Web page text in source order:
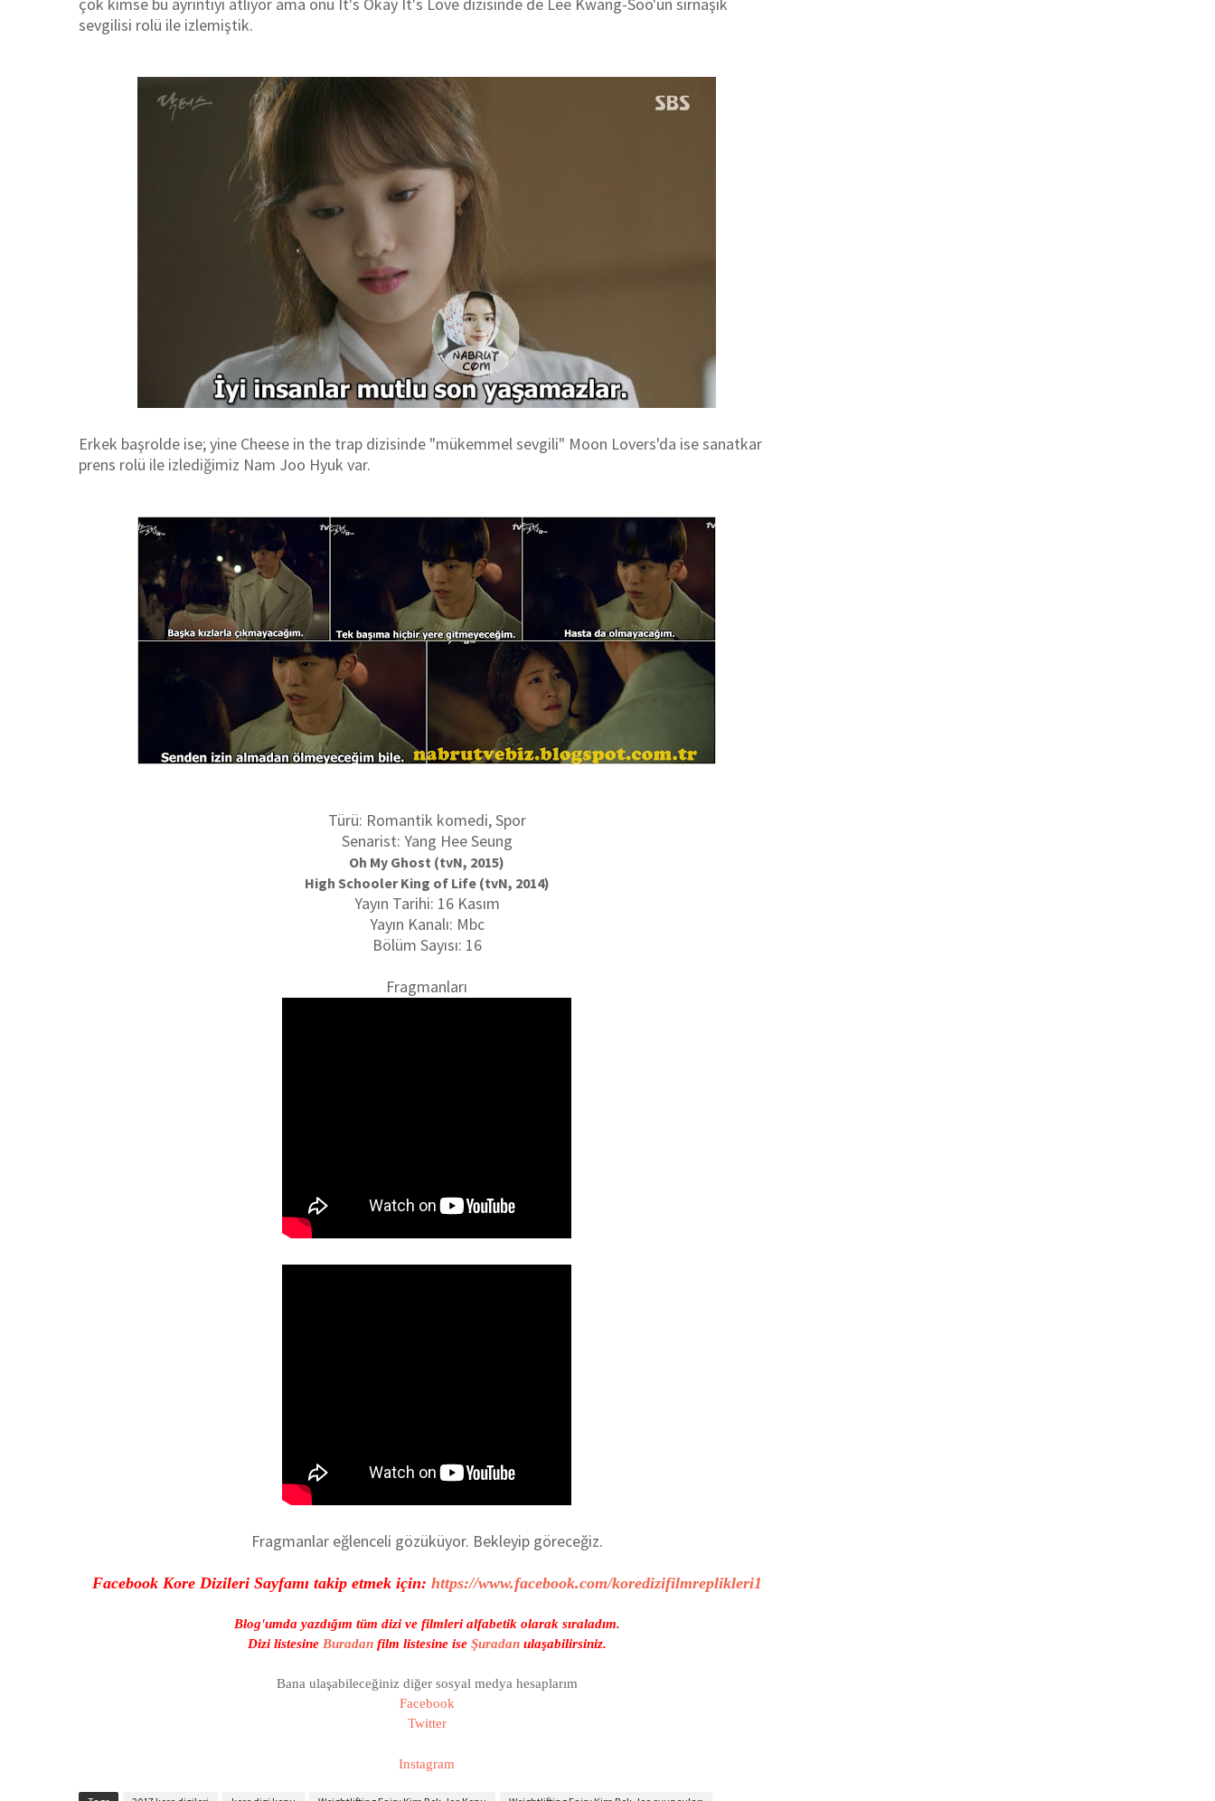
sevgilisi rolü ile izlemiştik.
Erkek başrolde ise; yine Cheese in the trap dizisinde "mükemmel sevgili" Moon Lovers'da ise sanatkar
prens rolü ile izlediğimiz Nam Joo Hyuk var.
Türü: Romantik komedi, Spor
Senarist: Yang Hee Seung
Oh My Ghost (tvN, 2015)
High Schooler King of Life (tvN, 2014)
Yayın Tarihi: 16 Kasım
Yayın Kanalı: Mbc
Bölüm Sayısı: 16
Fragmanları
Fragmanlar eğlenceli gözüküyor. Bekleyip göreceğiz.
Facebook Kore Dizileri Sayfamı takip etmek için: https://www.facebook.com/koredizifilmreplikleri1
Blog'umda yazdığım tüm dizi ve filmleri alfabetik olarak sıraladım.
Dizi listesine Buradanfilm listesine ise Şuradanulaşabilirsiniz.
Bana ulaşabileceğiniz diğer sosyal medya hesaplarım
Facebook
Twitter
Instagram